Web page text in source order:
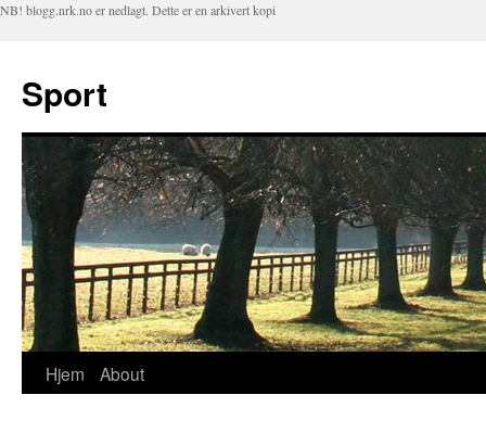
NB! blogg.nrk.no er nedlagt. Dette er en arkivert kopi
Sport
Hopp
Hjem About